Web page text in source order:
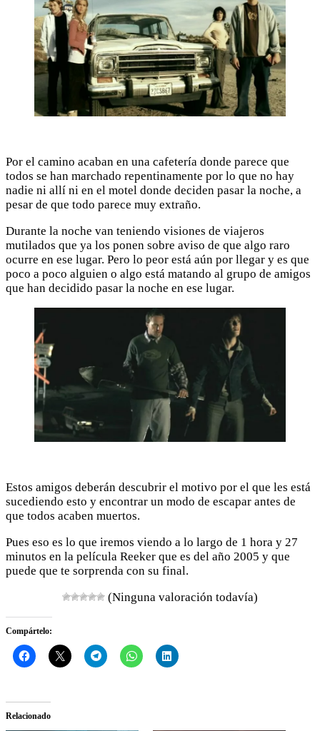
Por el camino acaban en una cafetería donde parece que
todos se han marchado repentinamente por lo que no hay
nadie ni allí ni en el motel donde deciden pasar la noche, a
pesar de que todo parece muy extraño.
Durante la noche van teniendo visiones de viajeros
mutilados que ya los ponen sobre aviso de que algo raro
ocurre en ese lugar. Pero lo peor está aún por llegar y es que
poco a poco alguien o algo está matando al grupo de amigos
que han decidido pasar la noche en ese lugar.
Estos amigos deberán descubrir el motivo por el que les está
sucediendo esto y encontrar un modo de escapar antes de
que todos acaben muertos.
Pues eso es lo que iremos viendo a lo largo de 1 hora y 27
minutos en la película Reeker que es del año 2005 y que
puede que te sorprenda con su final.
(Ninguna valoración todavía)
Compártelo:
Relacionado